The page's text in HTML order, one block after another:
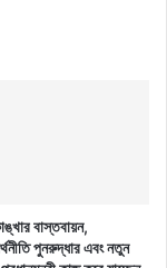
বাস্তবায়ন,
পুনরুদ্ধার এবং নতুন